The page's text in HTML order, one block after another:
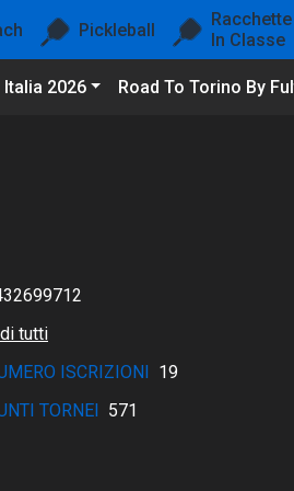
Pickleball
Racchette
In Classe
Italia 2026 Road To Torino By
tutti
ISCRIZIONI 19
TORNEI 571